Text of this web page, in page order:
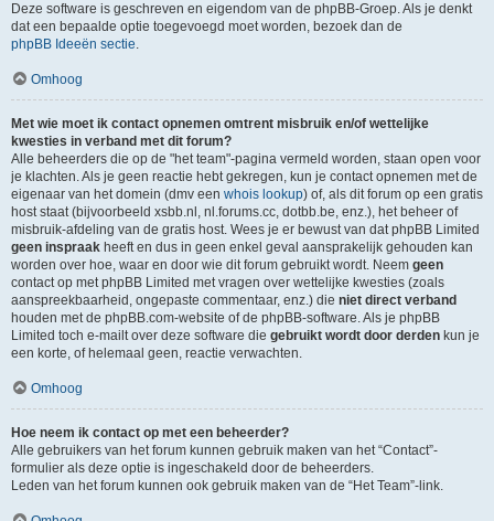
Deze software is geschreven en eigendom van de phpBB-Groep. Als je denkt
dat een bepaalde optie toegevoegd moet worden, bezoek dan de
phpBB Ideeën sectie.
Omhoog
Met wie moet ik contact opnemen omtrent misbruik en/of wettelijke
kwesties in verband met dit forum?
Alle beheerders die op de "het team"-pagina vermeld worden, staan open voor
je klachten. Als je geen reactie hebt gekregen, kun je contact opnemen met de
eigenaar van het domein (dmv een whois lookup) of, als dit forum op een gratis
host staat (bijvoorbeeld xsbb.nl, nl.forums.cc, dotbb.be, enz.), het beheer of
misbruik-afdeling van de gratis host. Wees je er bewust van dat phpBB Limited
geen inspraak heeft en dus in geen enkel geval aansprakelijk gehouden kan
worden over hoe, waar en door wie dit forum gebruikt wordt. Neem geen
contact op met phpBB Limited met vragen over wettelijke kwesties (zoals
aanspreekbaarheid, ongepaste commentaar, enz.) die niet direct verband
houden met de phpBB.com-website of de phpBB-software. Als je phpBB
Limited toch e-mailt over deze software die gebruikt wordt door derden kun je
een korte, of helemaal geen, reactie verwachten.
Omhoog
Hoe neem ik contact op met een beheerder?
Alle gebruikers van het forum kunnen gebruik maken van het “Contact”-
formulier als deze optie is ingeschakeld door de beheerders.
Leden van het forum kunnen ook gebruik maken van de “Het Team”-link.